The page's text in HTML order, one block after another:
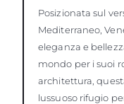
Posizionata sul
Mediterraneo,
eleganza e
mondo per i suoi
architettura,
lussuoso rifugio